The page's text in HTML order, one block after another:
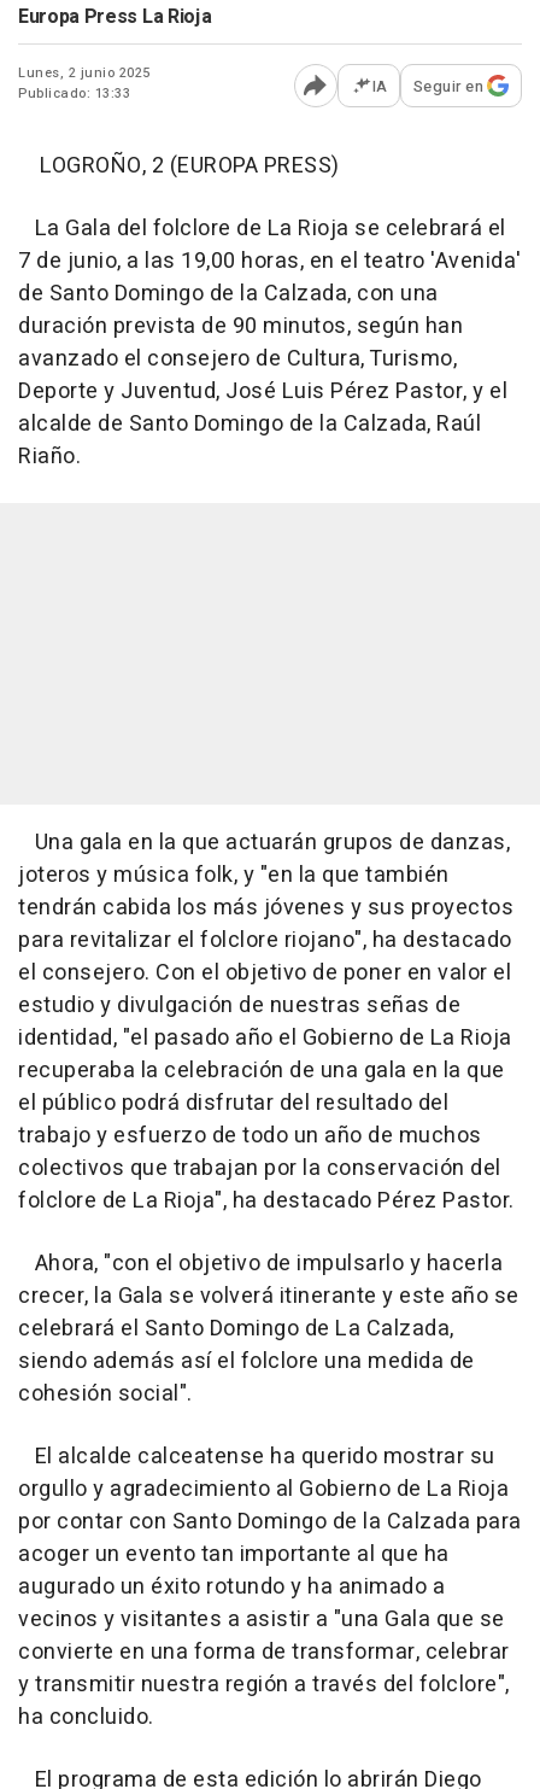
Europa Press La Rioja
Lunes, 2 junio 2025
Publicado: 13:33
Abrir opciones para
IA Seguir en
LOGROÑO, 2 (EUROPA PRESS)
La Gala del folclore de La Rioja se celebrará el
7 de junio, a las 19,00 horas, en el teatro 'Avenida'
de Santo Domingo de la Calzada, con una
duración prevista de 90 minutos, según han
avanzado el consejero de Cultura, Turismo,
Deporte y Juventud, José Luis Pérez Pastor, y el
alcalde de Santo Domingo de la Calzada, Raúl
Riaño.
Una gala en la que actuarán grupos de danzas,
joteros y música folk, y "en la que también
tendrán cabida los más jóvenes y sus proyectos
para revitalizar el folclore riojano", ha destacado
el consejero. Con el objetivo de poner en valor el
estudio y divulgación de nuestras señas de
identidad, "el pasado año el Gobierno de La Rioja
recuperaba la celebración de una gala en la que
el público podrá disfrutar del resultado del
trabajo y esfuerzo de todo un año de muchos
colectivos que trabajan por la conservación del
folclore de La Rioja", ha destacado Pérez Pastor.
Ahora, "con el objetivo de impulsarlo y hacerla
crecer, la Gala se volverá itinerante y este año se
celebrará el Santo Domingo de La Calzada,
siendo además así el folclore una medida de
cohesión social".
El alcalde calceatense ha querido mostrar su
orgullo y agradecimiento al Gobierno de La Rioja
por contar con Santo Domingo de la Calzada para
acoger un evento tan importante al que ha
augurado un éxito rotundo y ha animado a
vecinos y visitantes a asistir a "una Gala que se
convierte en una forma de transformar, celebrar
y transmitir nuestra región a través del folclore",
ha concluido.
El programa de esta edición lo abrirán Diego